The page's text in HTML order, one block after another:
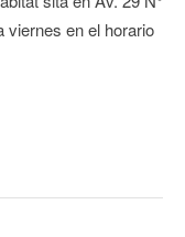
viernes en el horario